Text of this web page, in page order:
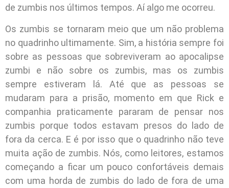
de zumbis nos últimos tempos. Aí algo me ocorreu.
Os zumbis se tornaram meio que um não problema
no quadrinho ultimamente. Sim, a história sempre foi
sobre as pessoas que sobreviveram ao apocalipse
zumbi e não sobre os zumbis, mas os zumbis
sempre estiveram lá. Até que as pessoas se
mudaram para a prisão, momento em que Rick e
companhia praticamente pararam de pensar nos
zumbis porque todos estavam presos do lado de
fora da cerca. E é por isso que o quadrinho não teve
muita ação de zumbis. Nós, como leitores, estamos
começando a ficar um pouco confortáveis demais
com uma horda de zumbis do lado de fora de uma